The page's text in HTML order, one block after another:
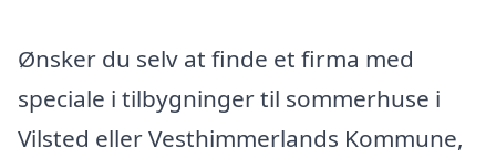
Ønsker du selv at finde et firma med
speciale i tilbygninger til sommerhuse i
Vilsted eller Vesthimmerlands Kommune,